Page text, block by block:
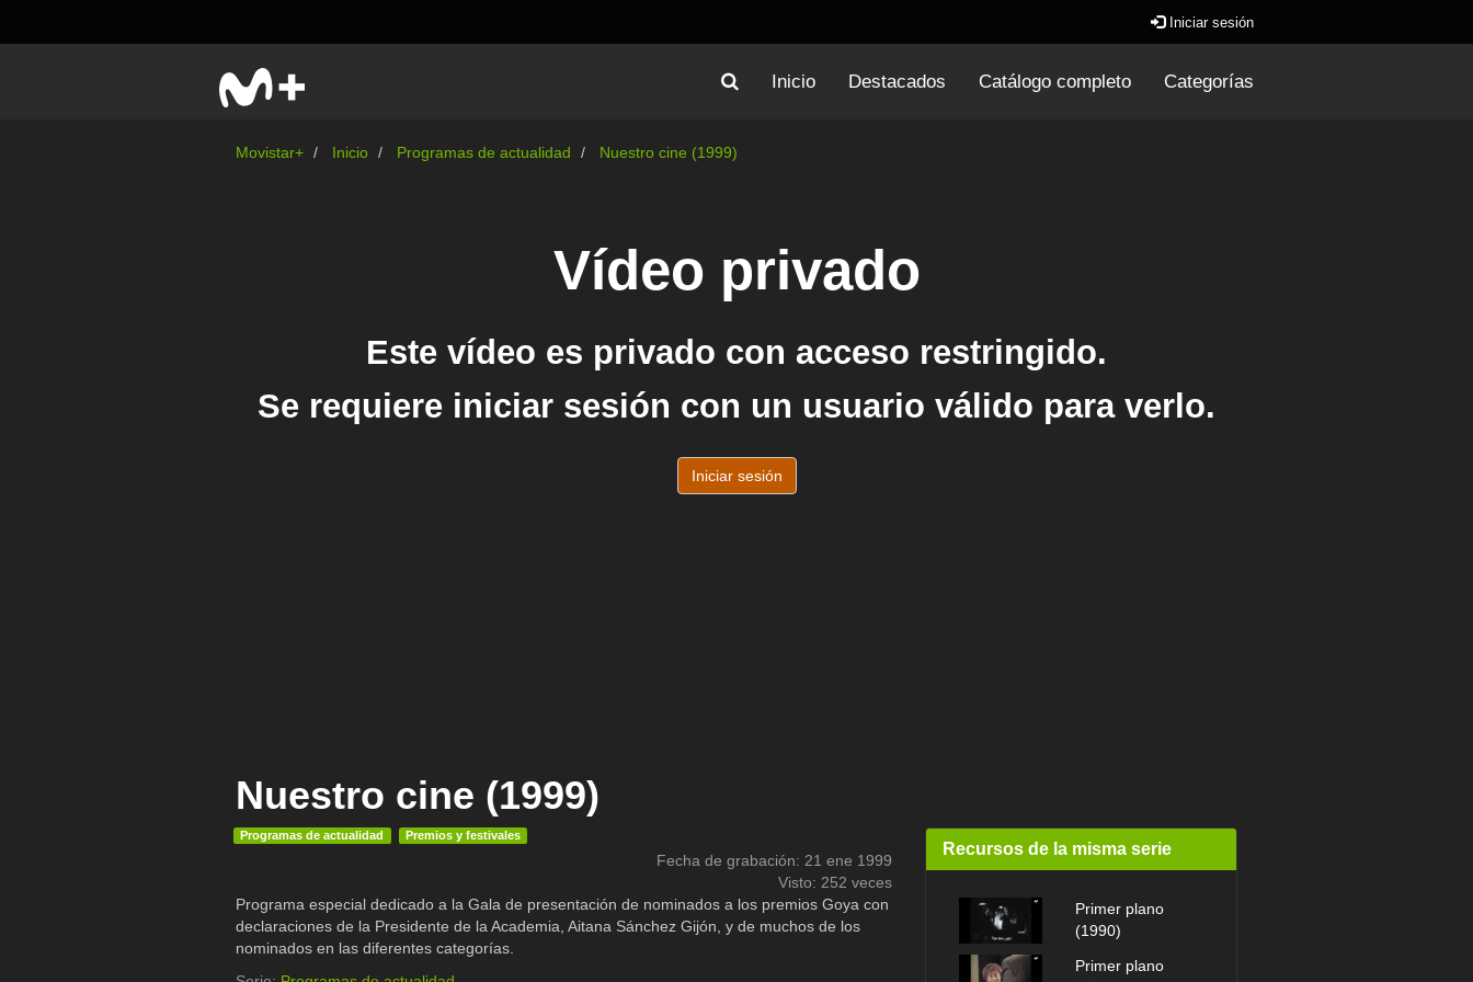
Iniciar sesión
Inicio Destacados Catálogo completo Categorías
Movistar+ Inicio Programas de actualidad Nuestro cine (1999)
Nuestro cine (1999)
Programas de actualidad Premios y festivales
Fecha de grabación: 21 ene 1999
Visto: 252 veces
Programa especial dedicado a la Gala de presentación de nominados a los premios Goya con
declaraciones de la Presidente de la Academia, Aitana Sánchez Gijón, y de muchos de los
nominados en las diferentes categorías.
Recursos de la misma serie
Primer plano
(1990)
Primer plano